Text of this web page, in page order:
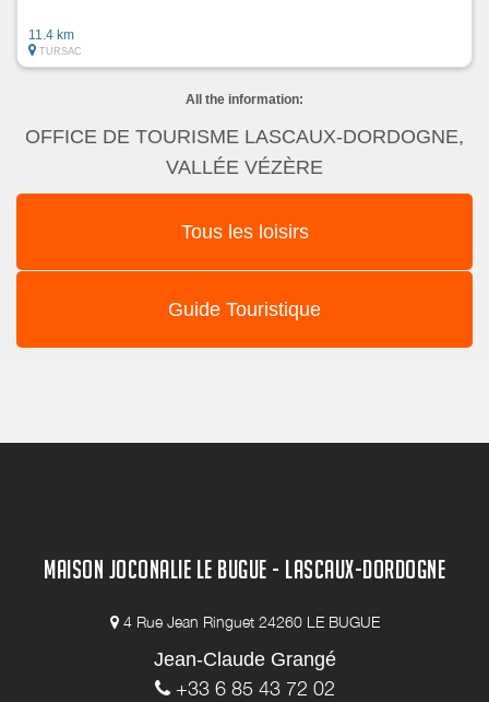
11.4 km
TURSAC
All the information:
OFFICE DE TOURISME LASCAUX-DORDOGNE,
VALLÉE VÉZÈRE
Tous les loisirs
Guide Touristique
MAISON JOCONALIE LE BUGUE - LASCAUX-DORDOGNE
4 Rue Jean Ringuet 24260 LE BUGUE
Jean-Claude Grangé
+33 6 85 43 72 02